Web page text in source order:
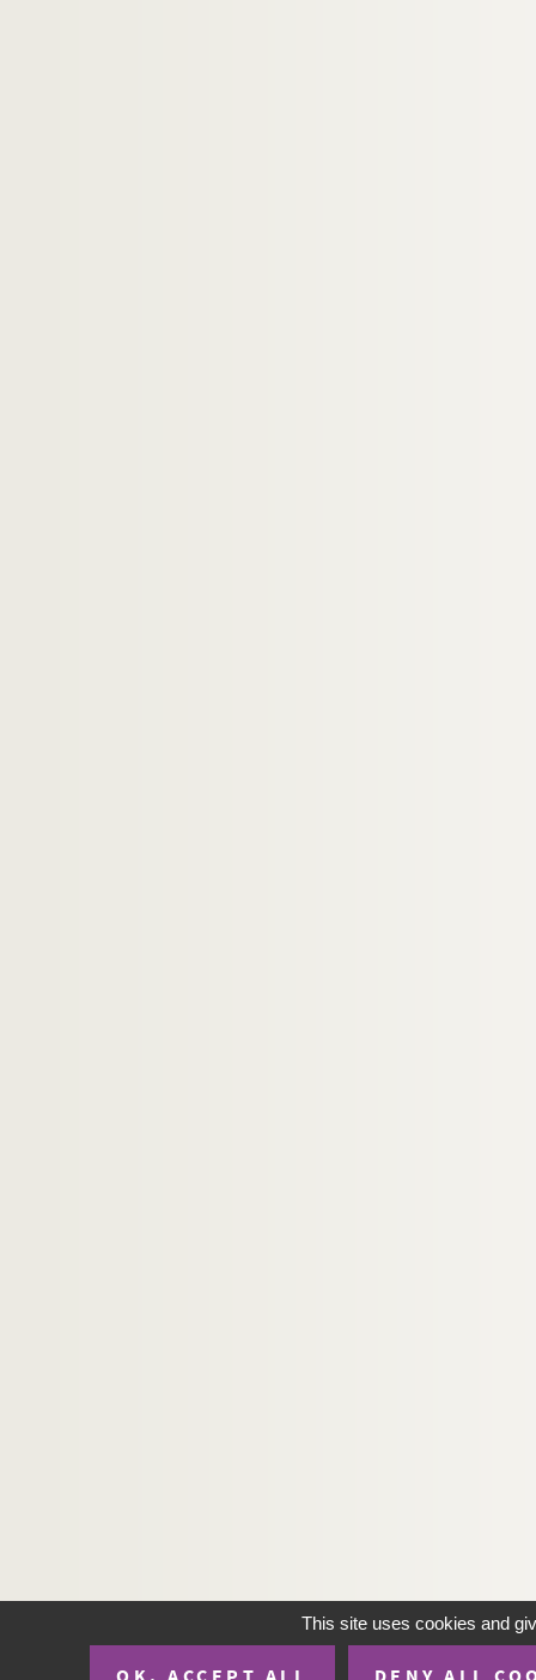
This site uses cookies and
OK, ACCEPT ALL DENY ALL